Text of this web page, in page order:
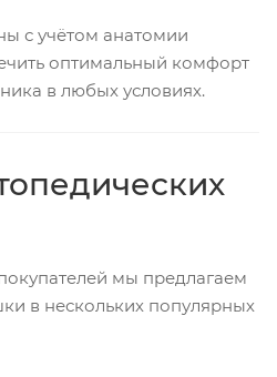
с учётом анатомии
оптимальный комфорт
в любых условиях.
мы предлагаем
в нескольких популярных